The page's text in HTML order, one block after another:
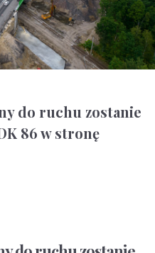
do ruchu zostanie
86 w stronę